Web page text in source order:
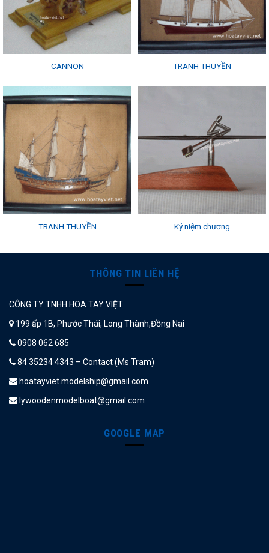
CANNON TRANH THUYỀN
TRANH THUYỀN Kỷ niệm chương
THÔNG TIN LIÊN HỆ
CÔNG TY TNHH HOA TAY VIỆT
199 ấp 1B, Phước Thái, Long Thành,Đồng Nai
0908 062 685
84 35234 4343 – Contact (Ms Tram)
hoatayviet.modelship@gmail.com
lywoodenmodelboat@gmail.com
GOOGLE MAP